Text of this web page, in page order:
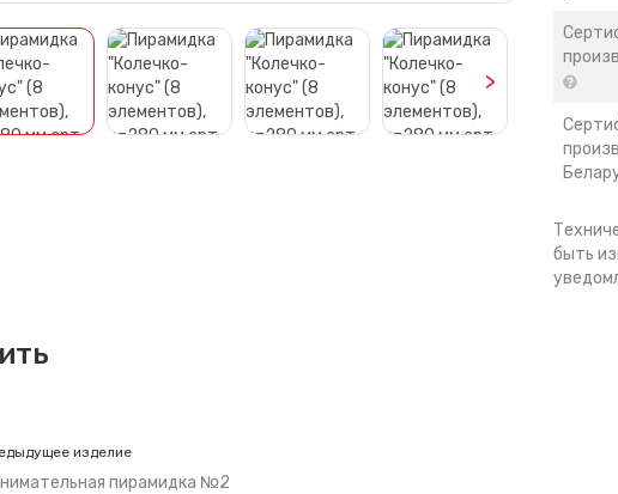
>
быть
изделие
пирамидка №2